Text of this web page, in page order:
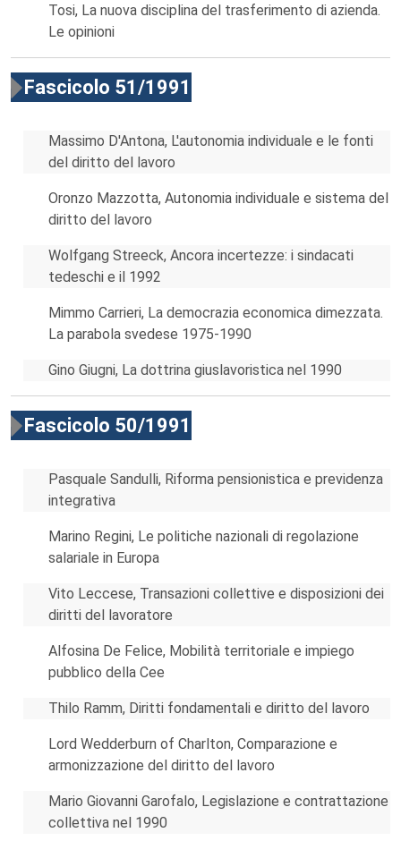
Tosi, La nuova disciplina del trasferimento di azienda.
Le opinioni
Fascicolo 51/1991
Massimo D'Antona, L'autonomia individuale e le fonti
del diritto del lavoro
Oronzo Mazzotta, Autonomia individuale e sistema del
diritto del lavoro
Wolfgang Streeck, Ancora incertezze: i sindacati
tedeschi e il 1992
Mimmo Carrieri, La democrazia economica dimezzata.
La parabola svedese 1975-1990
Gino Giugni, La dottrina giuslavoristica nel 1990
Fascicolo 50/1991
Pasquale Sandulli, Riforma pensionistica e previdenza
integrativa
Marino Regini, Le politiche nazionali di regolazione
salariale in Europa
Vito Leccese, Transazioni collettive e disposizioni dei
diritti del lavoratore
Alfosina De Felice, Mobilità territoriale e impiego
pubblico della Cee
Thilo Ramm, Diritti fondamentali e diritto del lavoro
Lord Wedderburn of Charlton, Comparazione e
armonizzazione del diritto del lavoro
Mario Giovanni Garofalo, Legislazione e contrattazione
collettiva nel 1990